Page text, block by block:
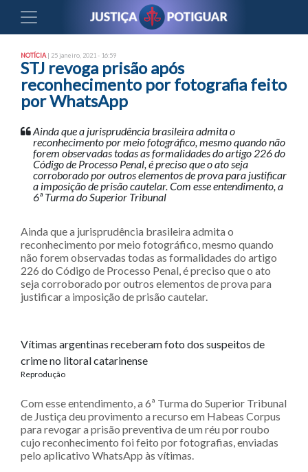
NOTÍCIA | 25 janeiro, 2021 - 16:59
STJ revoga prisão após
reconhecimento por fotografia feito
por WhatsApp
Ainda que a jurisprudência brasileira admita o
reconhecimento por meio fotográfico, mesmo quando não
forem observadas todas as formalidades do artigo 226 do
Código de Processo Penal, é preciso que o ato seja
corroborado por outros elementos de prova para justificar
a imposição de prisão cautelar. Com esse entendimento, a
6ª Turma do Superior Tribunal
Ainda que a jurisprudência brasileira admita o
reconhecimento por meio fotográfico, mesmo quando
não forem observadas todas as formalidades do artigo
226 do Código de Processo Penal, é preciso que o ato
seja corroborado por outros elementos de prova para
justificar a imposição de prisão cautelar.
Vítimas argentinas receberam foto dos suspeitos de
crime no litoral catarinense
Reprodução
Com esse entendimento, a 6ª Turma do Superior Tribunal
de Justiça deu provimento a recurso em Habeas Corpus
para revogar a prisão preventiva de um réu por roubo
cujo reconhecimento foi feito por fotografias, enviadas
pelo aplicativo WhatsApp às vítimas.